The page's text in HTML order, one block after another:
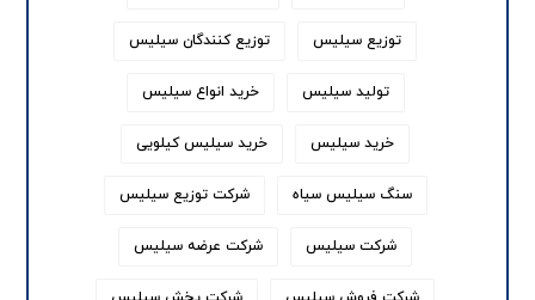
توزیع سیلیس توزیع کنندگان سیلیس
تولید سیلیس خرید انواع سیلیس
خرید سیلیس خرید سیلیس کیلویی
سنگ سیلیس سیاه شرکت توزیع سیلیس
شرکت سیلیس شرکت عرضه سیلیس